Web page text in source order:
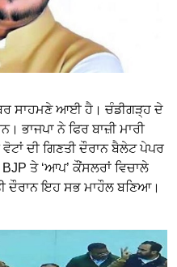
ਸਾਹਮਣੇ ਆਈ ਹੈ। ਚੰਡੀਗੜ੍ਹ ਦੇ
ਨੇ ਫਿਰ ਬਾਜ਼ੀ ਮਾਰੀ
ਦੀ ਗਿਣਤੀ ਦੌਰਾਨ ਬੈਲੇਟ ਪੇਪਰ
ਤੇ ‘ਆਪ’ ਕੌਂਸਲਰਾਂ ਵਿਚਾਲੇ
ਦੌਰਾਨ ਇਹ ਸਭ ਮਾਹੌਲ ਬਣਿਆ।